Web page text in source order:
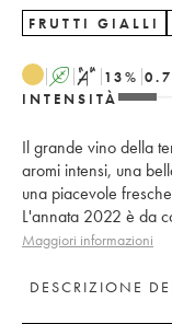
FRUTTI GIALLI
A S 13%
INTENSITÀ
Il grande vino della
aromi intensi, una
una piacevole
L'annata 2022 è da
Maggiori informazioni
DESCRIZIONE